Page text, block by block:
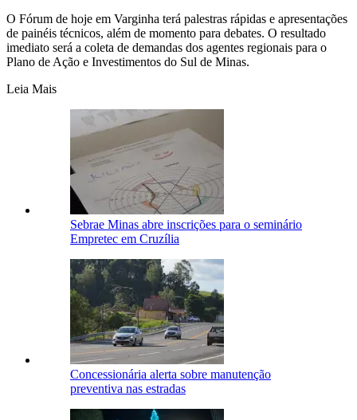
O Fórum de hoje em Varginha terá palestras rápidas e apresentações
de painéis técnicos, além de momento para debates. O resultado
imediato será a coleta de demandas dos agentes regionais para o
Plano de Ação e Investimentos do Sul de Minas.
Leia Mais
Sebrae Minas abre inscrições para o seminário
Empretec em Cruzília
Concessionária alerta sobre manutenção
preventiva nas estradas